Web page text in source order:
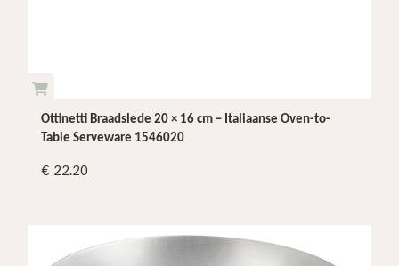
Ottinetti Braadslede 20 × 16 cm – Italiaanse Oven-to-
Table Serveware 1546020
22.20